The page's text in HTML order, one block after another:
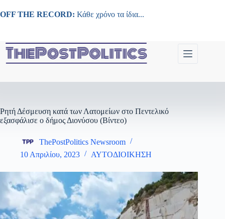
στο
OFF THE RECORD: Κάθε χρόνο τα ίδια...
Ρητή Δέσμευση κατά των Λατομείων στο Πεντελικό
εξασφάλισε ο δήμος Διονύσου (Βίντεο)
ThePostPolitics Newsroom
10 Απριλίου, 2023
ΑΥΤΟΔΙΟΙΚΗΣΗ